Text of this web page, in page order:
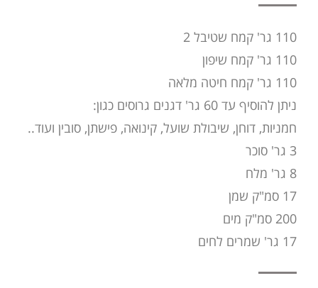
110 גר' קמח שטיבל 2
110 גר' קמח שיפון
110 גר' קמח חיטה מלאה
ניתן להוסיף עד 60 גר' דגנים גרוסים כגון:
חמניות, דוחן, שיבולת שועל, קינואה, פישתן, סובין ועוד..
3 גר' סוכר
8 גר' מלח
17 סמ"ק שמן
200 סמ"ק מים
17 גר' שמרים לחים